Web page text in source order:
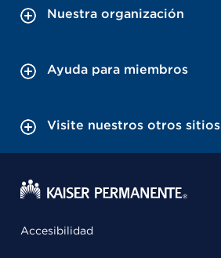
Nuestra organización
Ayuda para miembros
Visite nuestros otros sitios
Accesibilidad